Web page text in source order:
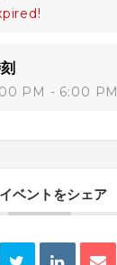
PM - 6:00 PM
ベントをシェア